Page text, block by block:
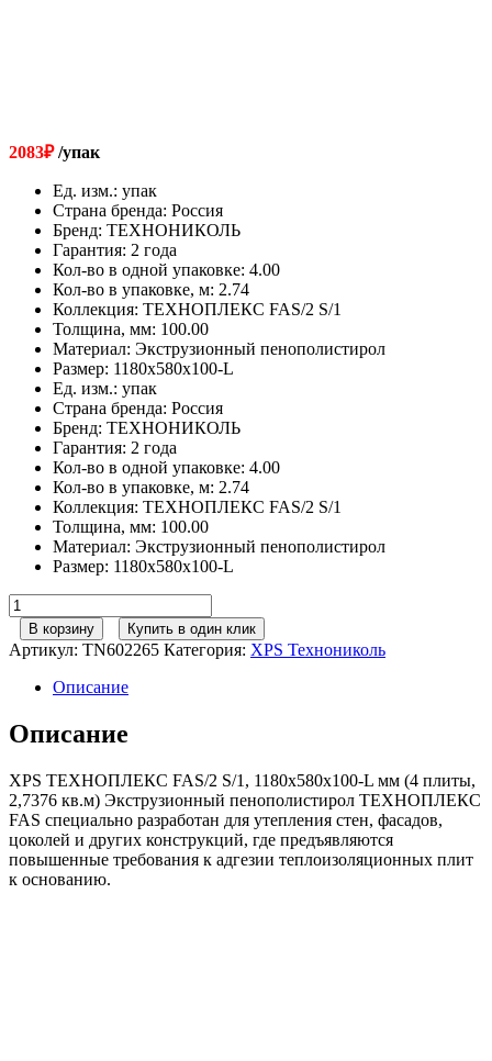
2083₽/упак
Ед. изм.: упак
Страна бренда: Россия
Бренд: ТЕХНОНИКОЛЬ
Гарантия: 2 года
Кол-во в одной упаковке: 4.00
Кол-во в упаковке, м: 2.74
Коллекция: ТЕХНОПЛЕКС FAS/2 S/1
Толщина, мм: 100.00
Материал: Экструзионный пенополистирол
Размер: 1180х580х100-L
Ед. изм.: упак
Страна бренда: Россия
Бренд: ТЕХНОНИКОЛЬ
Гарантия: 2 года
Кол-во в одной упаковке: 4.00
Кол-во в упаковке, м: 2.74
Коллекция: ТЕХНОПЛЕКС FAS/2 S/1
Толщина, мм: 100.00
Материал: Экструзионный пенополистирол
Размер: 1180х580х100-L
Количество
товара
Экструзионный
пенополистирол
XPS
ТЕХНОНИКОЛЬ
ТЕХНОПЛЕКС
FAS/2
100мм
(580х1180)
4
плиты
(2,74м2/0,274м3)
В корзину Купить в один клик
Артикул: TN602265 Категория: XPS Технониколь
Описание
Описание
XPS ТЕХНОПЛЕКС FAS/2 S/1, 1180х580х100-L мм (4 плиты,
2,7376 кв.м) Экструзионный пенополистирол ТЕХНОПЛЕКС
FAS специально разработан для утепления стен, фасадов,
цоколей и других конструкций, где предъявляются
повышенные требования к адгезии теплоизоляционных плит
к основанию.